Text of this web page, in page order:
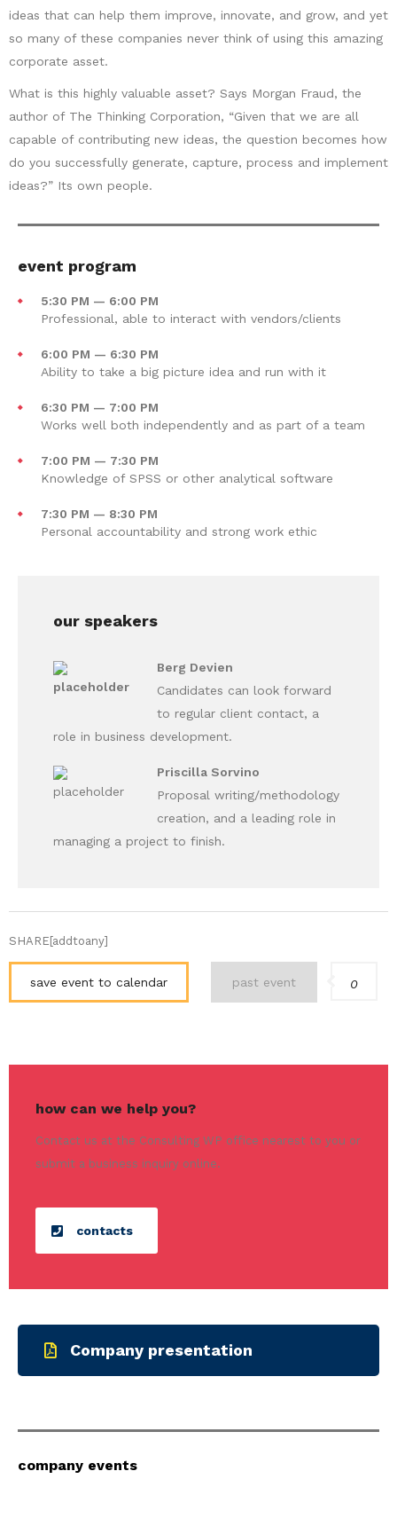
ideas that can help them improve, innovate, and grow, and yet
so many of these companies never think of using this amazing
corporate asset.
What is this highly valuable asset? Says Morgan Fraud, the
author of The Thinking Corporation, “Given that we are all
capable of contributing new ideas, the question becomes how
do you successfully generate, capture, process and implement
ideas?” Its own people.
event program
5:30 PM — 6:00 PM
Professional, able to interact with vendors/clients
6:00 PM — 6:30 PM
Ability to take a big picture idea and run with it
6:30 PM — 7:00 PM
Works well both independently and as part of a team
7:00 PM — 7:30 PM
Knowledge of SPSS or other analytical software
7:30 PM — 8:30 PM
Personal accountability and strong work ethic
our speakers
Berg Devien
Candidates can look forward
to regular client contact, a
role in business development.
Priscilla Sorvino
Proposal writing/methodology
creation, and a leading role in
managing a project to finish.
SHARE[addtoany]
save event to calendar past event 0
how can we help you?
Contact us at the Consulting WP office nearest to you or
submit a business inquiry online.
contacts
Company presentation
company events